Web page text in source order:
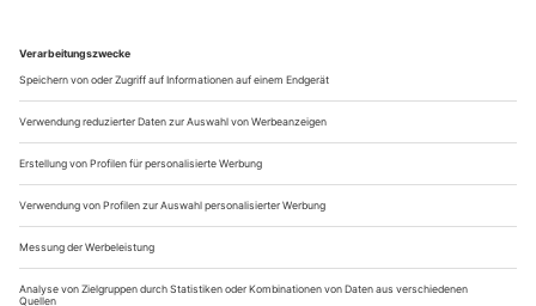
des erworbenen Bezugszeitraumes automatisch in Kraft.
Aus steuerlichen Gründen abweichende Preise für Käufe
außerhalb Deutschlands (Endpreis vor Auslösen der Bestellung
ersichtlich)
9,99 €